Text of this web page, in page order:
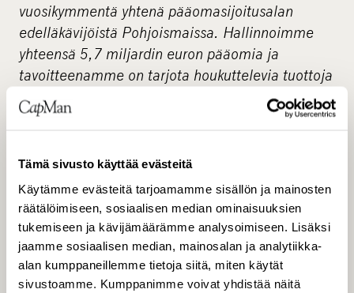
Tämä sivusto käyttää evästeitä
Käytämme evästeitä tarjoamamme sisällön ja mainosten
räätälöimiseen, sosiaalisen median ominaisuuksien
tukemiseen ja kävijämäärämme analysoimiseen. Lisäksi
jaamme sosiaalisen median, mainosalan ja analytiikka-
alan kumppaneillemme tietoja siitä, miten käytät
sivustoamme. Kumppanimme voivat yhdistää näitä
vuosikymmentä yhtenä pääomasijoitusalan
edelläkävijöistä Pohjoismaissa. Hallinnoimme
yhteensä 5,7 miljardin euron pääomia ja
tavoitteenamme on tarjota houkuttelevia tuottoja
ja innovatiivisia ratkaisuja sijoittajille
mahdollistamalla muutoksia rahastojemme
asettaneet tavoitteita hiilidioksidipäästöjemme
vähentämiselle Pariisin ilmastosopimuksen
1,5°C skenaarion mukaisesti ja sitoutuneet
nettonollapäästöihin vuoteen 2040 mennessä.
Toimimme laajasti listaamattomalla markkinalla
paikallisesti erikoistuneiden tiimien kautta.
Sijoitusalueemme kattavat kiinteistö-,